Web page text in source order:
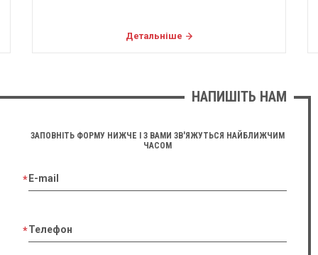
Детальніше
НАПИШІТЬ НАМ
ЗАПОВНІТЬ ФОРМУ НИЖЧЕ І З ВАМИ ЗВ'ЯЖУТЬСЯ НАЙБЛИЖЧИМ
ЧАСОМ
E-mail
Телефон